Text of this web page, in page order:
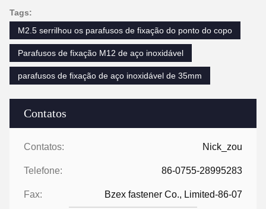
Contatos
Contatos: Nick_zou
Telefone: 86-0755-28995283
Fax: Bzex fastener Co., Limited-86-07
Tags:
M2.5 serrilhou os parafusos de fixação do ponto do copo
Parafusos de fixação M12 de aço inoxidável
parafusos de fixação de aço inoxidável de 35mm